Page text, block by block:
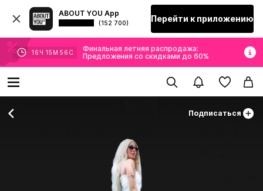
ABOUT YOU App
(152 700) Перейти к приложению
16 Ч 15 М 55 С
Финальная летняя распродажа:
Предложения со скидками до 60%
Подписаться